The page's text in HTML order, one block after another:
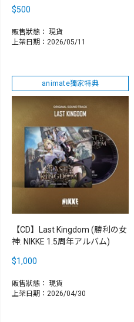
$500
販售狀態： 現貨
上架日期：2026/05/11
animate獨家特典
【CD】Last Kingdom (勝利の女
神: NIKKE 1.5周年アルバム)
$1,000
販售狀態： 現貨
上架日期：2026/04/30